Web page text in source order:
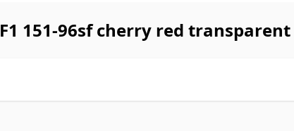
F1 151-96sf cherry red transparent